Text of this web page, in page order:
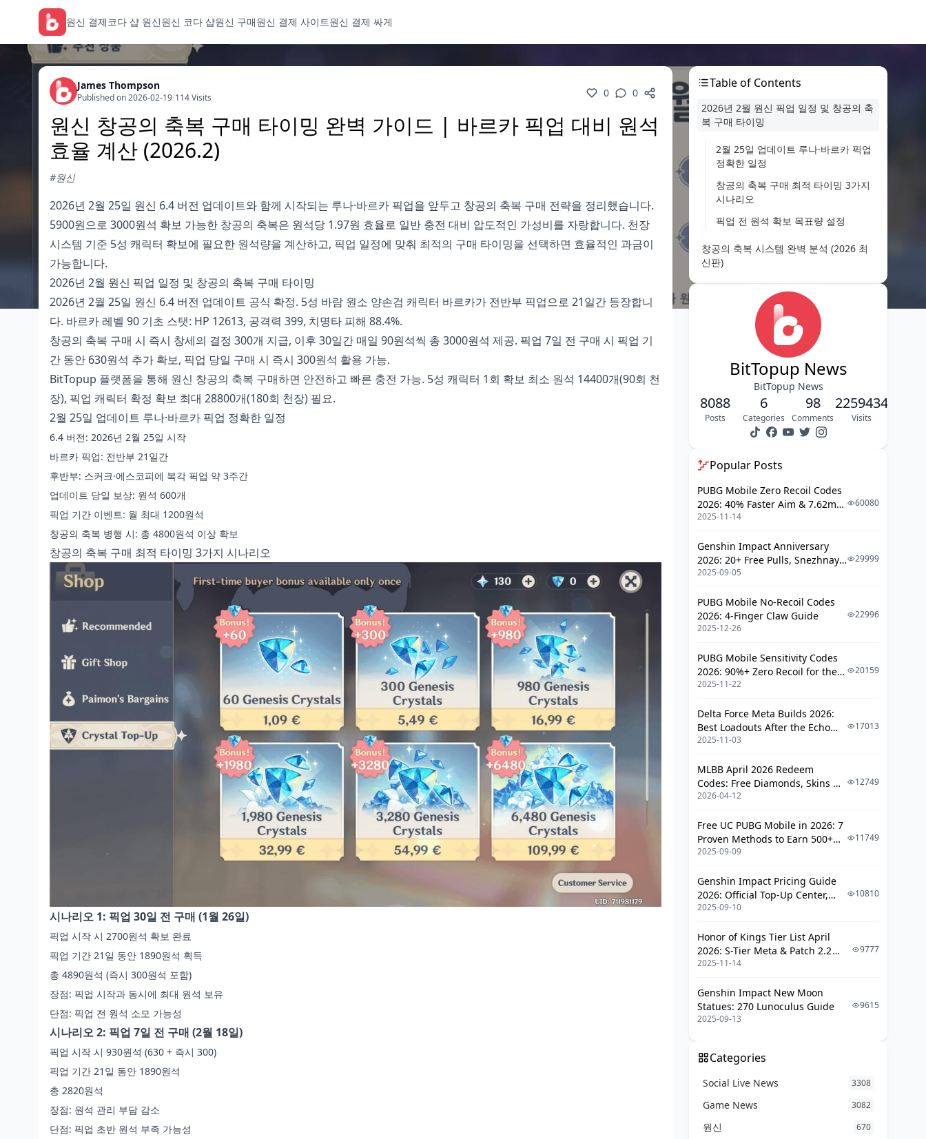
원신 결제코다 샵 원신원신 코다 샵원신 구매원신 결제 사이트원신 결제 싸게
James Thompson
Published on 2026-02-19/114 Visits 0 0
원신 창공의 축복 구매 타이밍 완벽 가이드 | 바르카 픽업 대비 원석
효율 계산 (2026.2)
#원신
2026년 2월 25일 원신 6.4 버전 업데이트와 함께 시작되는 루나·바르카 픽업을 앞두고 창공의 축복 구매 전략을 정리했습니다.
5900원으로 3000원석 확보 가능한 창공의 축복은 원석당 1.97원 효율로 일반 충전 대비 압도적인 가성비를 자랑합니다. 천장
시스템 기준 5성 캐릭터 확보에 필요한 원석량을 계산하고, 픽업 일정에 맞춰 최적의 구매 타이밍을 선택하면 효율적인 과금이
가능합니다.
2026년 2월 원신 픽업 일정 및 창공의 축복 구매 타이밍
2026년 2월 25일 원신 6.4 버전 업데이트 공식 확정. 5성 바람 원소 양손검 캐릭터 바르카가 전반부 픽업으로 21일간 등장합니
다. 바르카 레벨 90 기초 스탯: HP 12613, 공격력 399, 치명타 피해 88.4%.
창공의 축복 구매 시 즉시 창세의 결정 300개 지급, 이후 30일간 매일 90원석씩 총 3000원석 제공. 픽업 7일 전 구매 시 픽업 기
간 동안 630원석 추가 확보, 픽업 당일 구매 시 즉시 300원석 활용 가능.
BitTopup 플랫폼을 통해 원신 창공의 축복 구매하면 안전하고 빠른 충전 가능. 5성 캐릭터 1회 확보 최소 원석 14400개(90회 천
장), 픽업 캐릭터 확정 확보 최대 28800개(180회 천장) 필요.
2월 25일 업데이트 루나·바르카 픽업 정확한 일정
6.4 버전: 2026년 2월 25일 시작
바르카 픽업: 전반부 21일간
후반부: 스커크·에스코피에 복각 픽업 약 3주간
업데이트 당일 보상: 원석 600개
픽업 기간 이벤트: 월 최대 1200원석
창공의 축복 병행 시: 총 4800원석 이상 확보
창공의 축복 구매 최적 타이밍 3가지 시나리오
시나리오 1: 픽업 30일 전 구매 (1월 26일)
픽업 시작 시 2700원석 확보 완료
픽업 기간 21일 동안 1890원석 획득
총 4890원석 (즉시 300원석 포함)
장점: 픽업 시작과 동시에 최대 원석 보유
단점: 픽업 전 원석 소모 가능성
시나리오 2: 픽업 7일 전 구매 (2월 18일)
픽업 시작 시 930원석 (630 + 즉시 300)
픽업 기간 21일 동안 1890원석
총 2820원석
장점: 원석 관리 부담 감소
단점: 픽업 초반 원석 부족 가능성
Table of Contents
2026년 2월 원신 픽업 일정 및 창공의 축
복 구매 타이밍
2월 25일 업데이트 루나·바르카 픽업
정확한 일정
창공의 축복 구매 최적 타이밍 3가지
시나리오
픽업 전 원석 확보 목표량 설정
창공의 축복 시스템 완벽 분석 (2026 최
신판)
창공의 축복 기본 메커니즘 및 보상
구매 후 원석 지급 일정 및 수령 방법
창공의 축복 중복 구매 가능 여부 및
누적 효과
유효기간 관리 및 갱신 전략
루나·바르카 천장 돌파 필요 원석 정밀 계
산
명
5성 캐릭터 1회 확보 최소/최대 원석
소모량
기존 천장 카운트 확인 및 활용 방법
두 캐릭터 동시 확보 시 필요 원석 총
량
전 비교
가격 대비 원석 획득량 수치 비교
30일 기준 창공의 축복 총 효율 분석
과금 유형별 추천 충전 방식
치
바르카 캐릭터 메타 분석 및 투자 우선순
바르카 스킬 세트 및 원소 특성 분석
바르카 vs 기존 동일 포지션 캐릭터
바르카 확보 시 팀 조합 변화 시뮬레
이션
트
BitTopup 활용 창공의 축복 할인 구매 완
BitTopup 플랫폼 특징 및 안전성 검
증
창공의 축복 구매 단계별 상세 프로세
스
BitTopup 할인 혜택 및 프로모션 활
구매 후 원석 수령 확인 및 문제 해결
픽업 전 원석 확보 데일리 루틴 최적화
BitTopup News
BitTopup News
8088
Posts
6
Categories
98
Comments
2259434
Visits
Popular Posts
PUBG Mobile Zero Recoil Codes
2026: 40% Faster Aim & 7.62mm
Weapon Adjustments
2025-11-14
60080
Genshin Impact Anniversary
2026: 20+ Free Pulls, Snezhnaya
Roadmap & Complete Guide
2025-09-05
29999
PUBG Mobile No-Recoil Codes
2026: 4-Finger Claw Guide
2025-12-26
22996
PUBG Mobile Sensitivity Codes
2026: 90%+ Zero Recoil for the
V4.4 M416 & AUG Meta
2025-11-22
20159
Delta Force Meta Builds 2026:
Best Loadouts After the Echo
Season Update
2025-11-03
17013
MLBB April 2026 Redeem
Codes: Free Diamonds, Skins &
Starlight Rewards
2026-04-12
12749
Free UC PUBG Mobile in 2026: 7
Proven Methods to Earn 500+
UC (V4.3 & RPA18 Updates)
2025-09-09
11749
Genshin Impact Pricing Guide
2026: Official Top-Up Center,
Platform Differences, and
2025-09-10
10810
Honor of Kings Tier List April
2026: S-Tier Meta & Patch 2.2
Changes
2025-11-14
9777
Genshin Impact New Moon
Statues: 270 Lunoculus Guide
2025-09-13
9615
Categories
Social Live News 3308
Game News 3082
원신 670